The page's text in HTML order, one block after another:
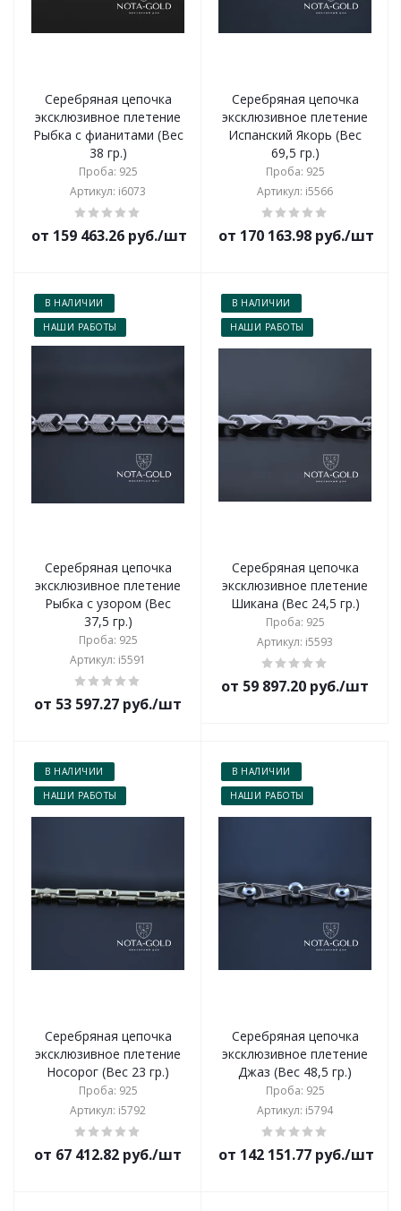
Серебряная цепочка
эксклюзивное плетение
Рыбка с фианитами (Вес
38 гр.)
Проба: 925
Артикул: i6073
от 159 463.26 руб./шт
Серебряная цепочка
эксклюзивное плетение
Испанский Якорь (Вес
69,5 гр.)
Проба: 925
Артикул: i5566
от 170 163.98 руб./шт
В НАЛИЧИИ
НАШИ РАБОТЫ
Серебряная цепочка
эксклюзивное плетение
Рыбка с узором (Вес
37,5 гр.)
Проба: 925
Артикул: i5591
от 53 597.27 руб./шт
В НАЛИЧИИ
НАШИ РАБОТЫ
Серебряная цепочка
эксклюзивное плетение
Шикана (Вес 24,5 гр.)
Проба: 925
Артикул: i5593
от 59 897.20 руб./шт
В НАЛИЧИИ
НАШИ РАБОТЫ
Серебряная цепочка
эксклюзивное плетение
Носорог (Вес 23 гр.)
Проба: 925
Артикул: i5792
от 67 412.82 руб./шт
В НАЛИЧИИ
НАШИ РАБОТЫ
Серебряная цепочка
эксклюзивное плетение
Джаз (Вес 48,5 гр.)
Проба: 925
Артикул: i5794
от 142 151.77 руб./шт